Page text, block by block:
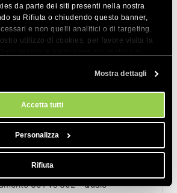
da parte dei siti presenti nella nostra
su Rifiuta o chiudendo questo banner,
e non quelli analitici o di targeting.
utilizzo di cookies, per favore visita la
Mostra dettagli
Accetta tutti
Personalizza
Rifiuta
QUESTO ARTICOLO
- Che cos'è e le best practise
Collaudati per Scrivere
di Successo
301 vs 302 - Quale